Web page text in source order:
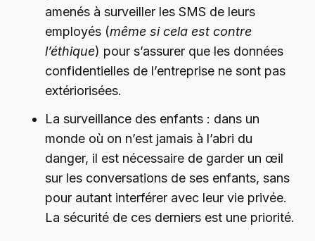
amenés à surveiller les SMS de leurs
employés (même si cela est contre
l’éthique) pour s’assurer que les données
confidentielles de l’entreprise ne sont pas
extériorisées.
La surveillance des enfants : dans un
monde où on n’est jamais à l’abri du
danger, il est nécessaire de garder un œil
sur les conversations de ses enfants, sans
pour autant interférer avec leur vie privée.
La sécurité de ces derniers est une priorité.